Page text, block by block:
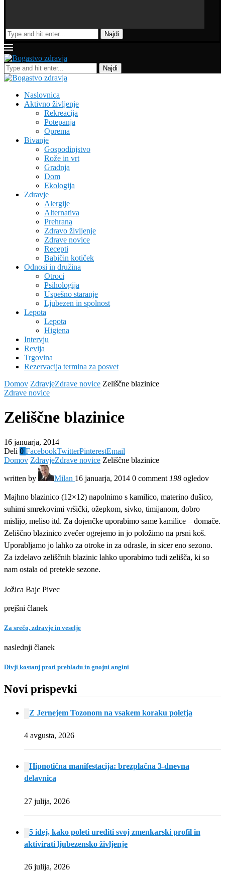
Najdi
Najdi
Naslovnica
Aktivno življenje
Rekreacija
Potepanja
Oprema
Bivanje
Gospodinjstvo
Rože in vrt
Gradnja
Dom
Ekologija
Zdravje
Alergije
Alternativa
Prehrana
Zdravo življenje
Zdrave novice
Recepti
Babičin kotiček
Odnosi in družina
Otroci
Psihologija
Uspešno staranje
Ljubezen in spolnost
Lepota
Lepota
Higiena
Intervju
Revija
Trgovina
Rezervacija termina za posvet
Domov ZdravjeZdrave novice Zeliščne blazinice
Zdrave novice
Zeliščne blazinice
16 januarja, 2014
Deli 0 FacebookTwitterPinterestEmail
Domov ZdravjeZdrave novice Zeliščne blazinice
written by Milan 16 januarja, 2014 0 comment 198 ogledov
Majhno blazinico (12×12) napolnimo s kamilico, materino dušico,
suhimi smrekovimi vršički, ožepkom, sivko, timijanom, dobro
mislijo, meliso itd. Za dojenčke uporabimo same kamilice – domače.
Zeliščno blazinico zvečer ogrejemo in jo položimo na prsni koš.
Uporabljamo jo lahko za otroke in za odrasle, in sicer eno sezono.
Za izdelavo zeliščnih blazinic lahko uporabimo tudi zelišča, ki so
nam ostala od pretekle sezone.
Jožica Bajc Pivec
prejšni članek
Za srečo, zdravje in veselje
naslednji članek
Divji kostanj proti prehladu in gnojni angini
Novi prispevki
Z Jernejem Tozonom na vsakem koraku poletja
4 avgusta, 2026
Hipnotična manifestacija: brezplačna 3-dnevna
delavnica
27 julija, 2026
5 idej, kako poleti urediti svoj zmenkarski profil in
aktivirati ljubezensko življenje
26 julija, 2026